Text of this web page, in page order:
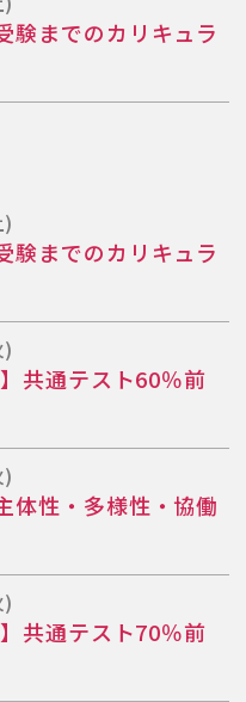
験までのカリキュラ
験までのカリキュラ
共通テスト60％前
体性・多様性・協働
共通テスト70％前